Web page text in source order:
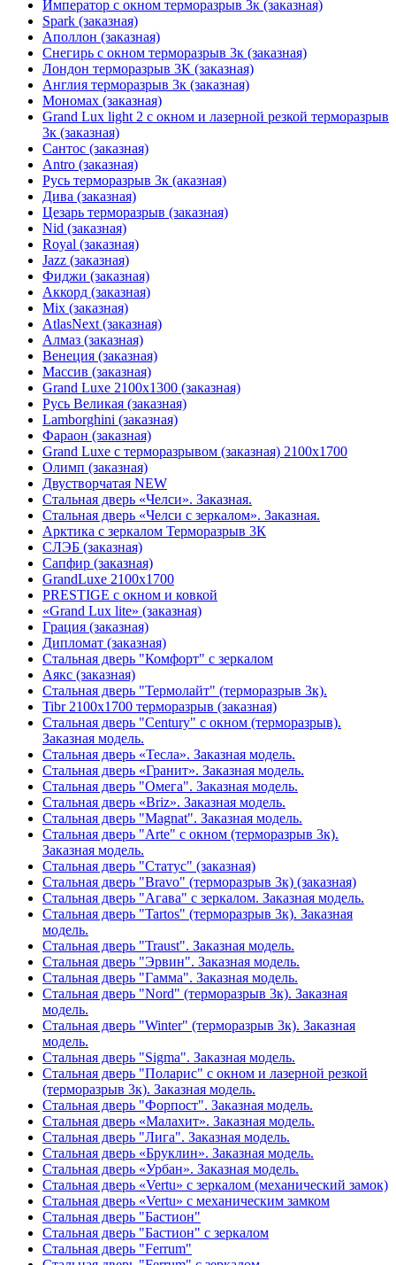
Император с окном терморазрыв 3к (заказная)
Spark (заказная)
Аполлон (заказная)
Снегирь с окном терморазрыв 3к (заказная)
Лондон терморазрыв 3К (заказная)
Англия терморазрыв 3к (заказная)
Мономах (заказная)
Grand Lux light 2 с окном и лазерной резкой терморазрыв
3к (заказная)
Сантос (заказная)
Antro (заказная)
Русь терморазрыв 3к (аказная)
Дива (заказная)
Цезарь терморазрыв (заказная)
Nid (заказная)
Royal (заказная)
Jazz (заказная)
Фиджи (заказная)
Аккорд (заказная)
Mix (заказная)
AtlasNext (заказная)
Алмаз (заказная)
Венеция (заказная)
Массив (заказная)
Grand Luxe 2100х1300 (заказная)
Русь Великая (заказная)
Lamborghini (заказная)
Фараон (заказная)
Grand Luxe с терморазрывом (заказная) 2100х1700
Олимп (заказная)
Двустворчатая NEW
Стальная дверь «Челси». Заказная.
Стальная дверь «Челси с зеркалом». Заказная.
Арктика с зеркалом Терморазрыв 3К
СЛЭБ (заказная)
Сапфир (заказная)
GrandLuxe 2100х1700
PRESTIGE с окном и ковкой
«Grand Lux lite» (заказная)
Гpация (заказная)
Дипломат (заказная)
Стальная дверь "Комфорт" с зеркалом
Аякс (заказная)
Стальная дверь "Термолайт" (терморазрыв 3к).
Tibr 2100х1700 терморазрыв (заказная)
Стальная дверь "Century" с окном (терморазрыв).
Заказная модель.
Стальная дверь «Тесла». Заказная модель.
Стальная дверь «Гранит». Заказная модель.
Стальная дверь "Омега". Заказная модель.
Стальная дверь «Briz». Заказная модель.
Стальная дверь "Magnat". Заказная модель.
Стальная дверь "Arte" с окном (терморазрыв 3к).
Заказная модель.
Стальная дверь "Статус" (заказная)
Стальная дверь "Bravo" (терморазрыв 3к) (заказная)
Стальная дверь "Агава" с зеркалом. Заказная модель.
Стальная дверь "Tartos" (терморазрыв 3к). Заказная
модель.
Стальная дверь "Traust". Заказная модель.
Стальная дверь "Эрвин". Заказная модель.
Стальная дверь "Гамма". Заказная модель.
Стальная дверь "Nord" (терморазрыв 3к). Заказная
модель.
Стальная дверь "Winter" (терморазрыв 3к). Заказная
модель.
Стальная дверь "Sigma". Заказная модель.
Стальная дверь "Поларис" с окном и лазерной резкой
(терморазрыв 3к). Заказная модель.
Стальная дверь "Форпост". Заказная модель.
Стальная дверь «Малахит». Заказная модель.
Стальная дверь "Лига". Заказная модель.
Стальная дверь «Бруклин». Заказная модель.
Стальная дверь «Урбан». Заказная модель.
Стальная дверь «Vertu» с зеркалом (механический замок)
Стальная дверь «Vertu» с механическим замком
Стальная дверь "Бастион"
Стальная дверь "Бастион" с зеркалом
Стальная дверь "Ferrum"